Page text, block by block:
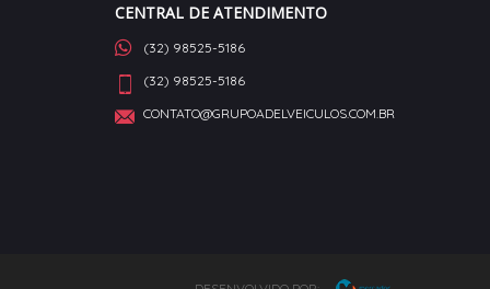
CENTRAL DE ATENDIMENTO
(32) 98525-5186
(32) 98525-5186
CONTATO@GRUPOADELVEICULOS.COM.BR